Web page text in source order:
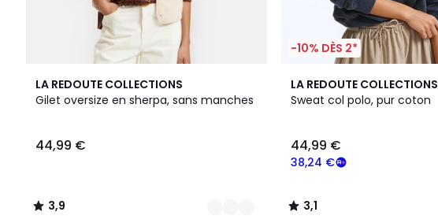
LA REDOUTE COLLECTIONS
Gilet oversize en sherpa, sans manches
44,99 €
3,9
/ 5
4
Couleurs
3,9
/
-10% DÈS 2*
LA REDOUTE COLLECTIONS
Sweat col polo, pur coton
38,24 €
44,99 €
3,1
/
2
Couleurs
3,1
/